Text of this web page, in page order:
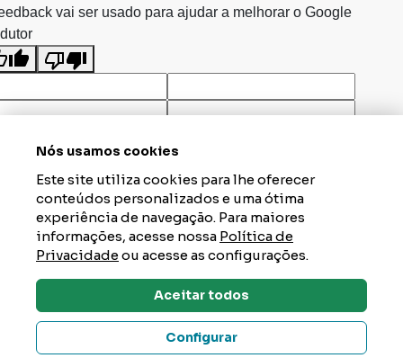
Dúvidas? Tire Aqui
Nós usamos cookies
Este site utiliza cookies para lhe oferecer
conteúdos personalizados e uma ótima
experiência de navegação. Para maiores
informações, acesse nossa Política de
Privacidadeou acesse as configurações.
Aceitar todos
Configurar
vai ser usado para ajudar a melhorar o Google